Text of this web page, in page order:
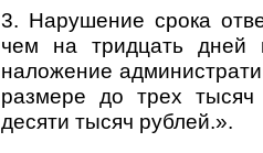
3. Нарушение срока
чем на тридцать дней
наложение
размере до трех
десяти тысяч рублей.».